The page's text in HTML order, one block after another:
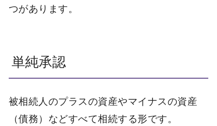
つがあります。
単純承認
被相続人のプラスの資産やマイナスの資産
（債務）などすべて相続する形です。